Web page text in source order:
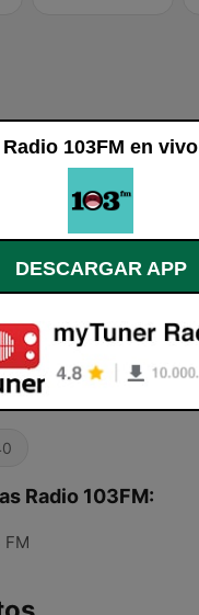
Radio 103FM:
FM
Radio 103FM en vivo
DESCARGAR APP